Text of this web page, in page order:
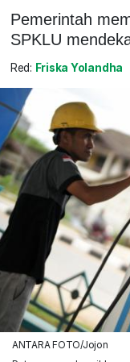
Pemerintah
SPKLU
Red: Friska Yolandha
ANTARA FOTO/Jojon